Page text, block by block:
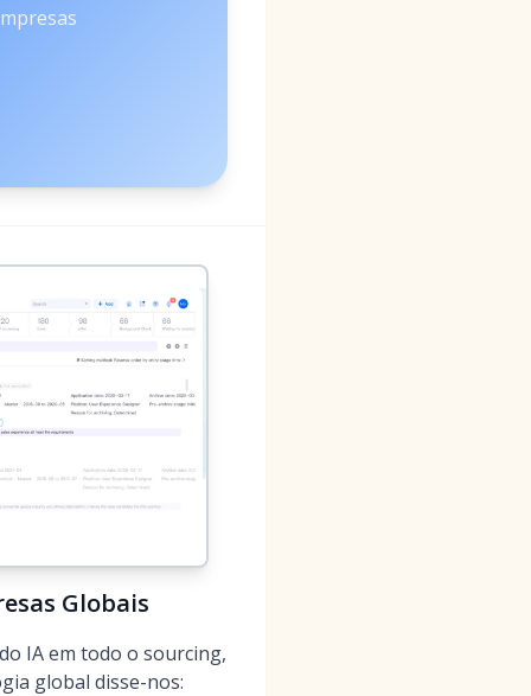
Globais
IA em todo o sourcing,
global disse-nos: